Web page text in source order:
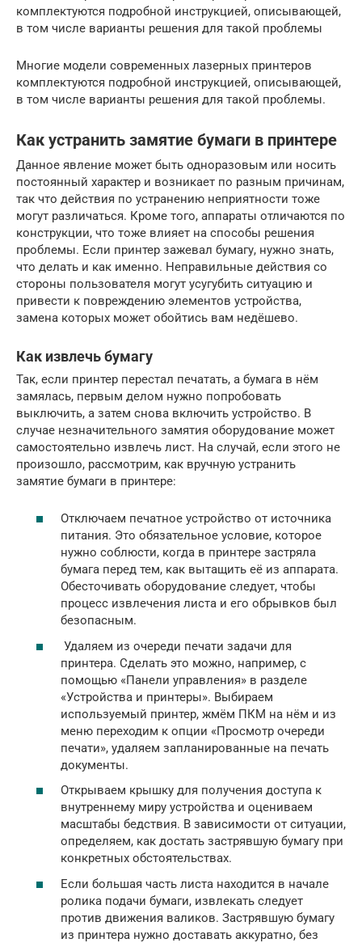
комплектуются подробной инструкцией, описывающей,
в том числе варианты решения для такой проблемы
Многие модели современных лазерных принтеров
комплектуются подробной инструкцией, описывающей,
в том числе варианты решения для такой проблемы.
Как устранить замятие бумаги в принтере
Данное явление может быть одноразовым или носить
постоянный характер и возникает по разным причинам,
так что действия по устранению неприятности тоже
могут различаться. Кроме того, аппараты отличаются по
конструкции, что тоже влияет на способы решения
проблемы. Если принтер зажевал бумагу, нужно знать,
что делать и как именно. Неправильные действия со
стороны пользователя могут усугубить ситуацию и
привести к повреждению элементов устройства,
замена которых может обойтись вам недёшево.
Как извлечь бумагу
Так, если принтер перестал печатать, а бумага в нём
замялась, первым делом нужно попробовать
выключить, а затем снова включить устройство. В
случае незначительного замятия оборудование может
самостоятельно извлечь лист. На случай, если этого не
произошло, рассмотрим, как вручную устранить
замятие бумаги в принтере:
Отключаем печатное устройство от источника
питания. Это обязательное условие, которое
нужно соблюсти, когда в принтере застряла
бумага перед тем, как вытащить её из аппарата.
Обесточивать оборудование следует, чтобы
процесс извлечения листа и его обрывков был
безопасным.
Удаляем из очереди печати задачи для
принтера. Сделать это можно, например, с
помощью «Панели управления» в разделе
«Устройства и принтеры». Выбираем
используемый принтер, жмём ПКМ на нём и из
меню переходим к опции «Просмотр очереди
печати», удаляем запланированные на печать
документы.
Открываем крышку для получения доступа к
внутреннему миру устройства и оцениваем
масштабы бедствия. В зависимости от ситуации,
определяем, как достать застрявшую бумагу при
конкретных обстоятельствах.
Если большая часть листа находится в начале
ролика подачи бумаги, извлекать следует
против движения валиков. Застрявшую бумагу
из принтера нужно доставать аккуратно, без